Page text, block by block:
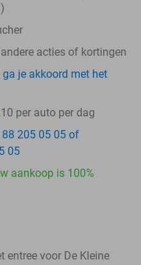
acties of kortingen
je akkoord met het
per auto per dag
88 205 05 05 of
05
aankoop is 100%
entree voor De Kleine